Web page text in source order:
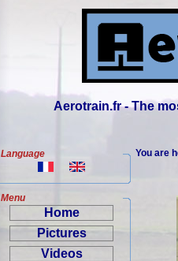
Aerotrain.fr - The
Language
Menu
Home
Pictures
Videos
You are